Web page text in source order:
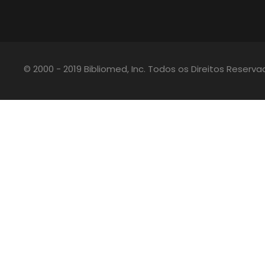
© 2000 - 2019 Bibliomed, Inc. Todos os Direitos